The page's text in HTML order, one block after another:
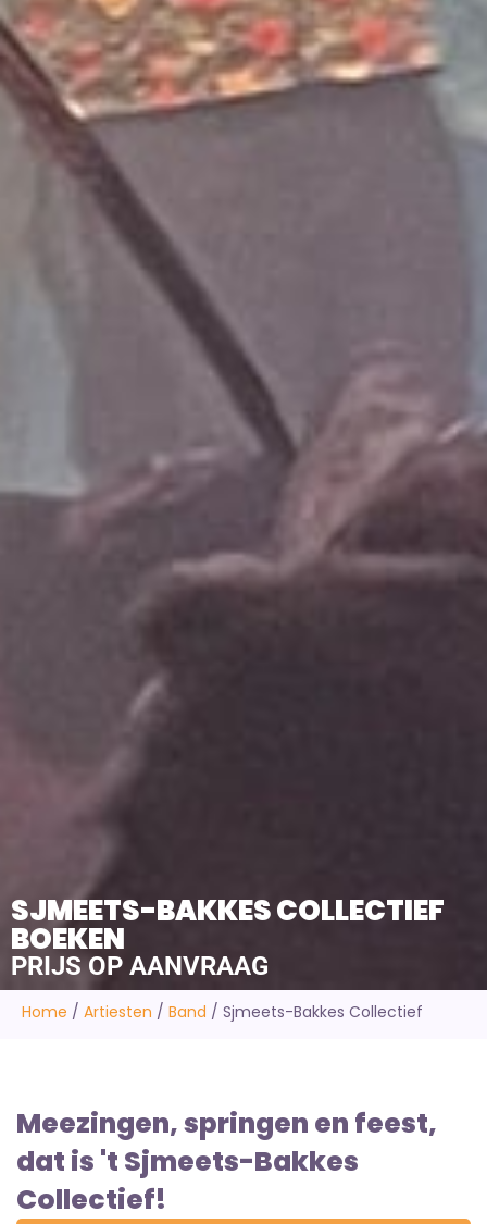
PRIJS OP AANVRAAG
SJMEETS-BAKKES COLLECTIEF
BOEKEN
Home / Artiesten / Band / Sjmeets-Bakkes Collectief
Meezingen, springen en feest,
dat is 't Sjmeets-Bakkes
Collectief!